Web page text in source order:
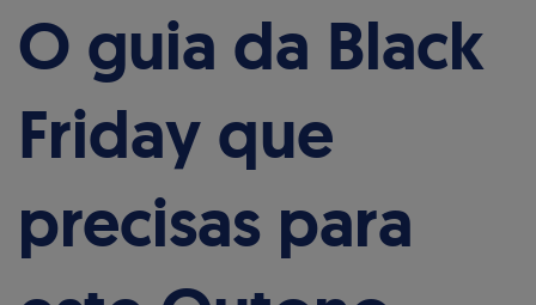
O guia da Black
Friday que
precisas para